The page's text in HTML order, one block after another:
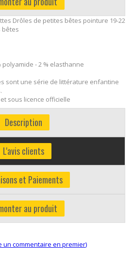
Drôles de petites bêtes pointure 19-22
bêtes
polyamide - 2 % elasthanne
sont une série de littérature enfantine
sous licence officielle
Description
L'avis clients
et Paiements
au produit
un commentaire en premier)